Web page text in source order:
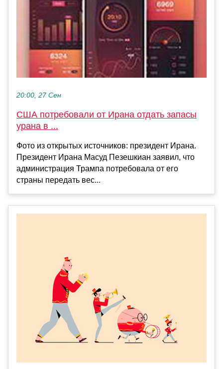
20:00, 27 Сен
США потребовали от Ирана отдать запасы
урана в ...
Фото из открытых источников: президент Ирана.
Президент Ирана Масуд Пезешкиан заявил, что
администрация Трампа потребовала от его
страны передать вес...